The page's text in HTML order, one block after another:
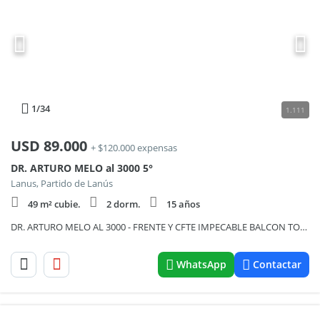
1/34 1.111
USD 89.000 + $120.000 expensas
DR. ARTURO MELO al 3000 5°
Lanus, Partido de Lanús
49 m² cubie.
2 dorm.
15 años
DR. ARTURO MELO AL 3000 - FRENTE Y CFTE IMPECABLE BALCON TODO SOL
WhatsApp Contactar